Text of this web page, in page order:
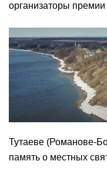
организаторы
Тутаеве (Романове-
память о местных